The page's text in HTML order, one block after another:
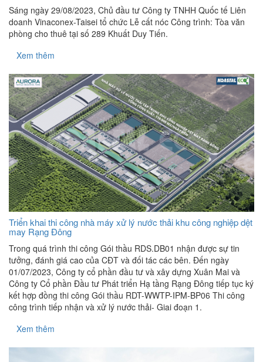
Sáng ngày 29/08/2023, Chủ đầu tư Công ty TNHH Quốc tế Liên
doanh Vinaconex-Taisei tổ chức Lễ cất nóc Công trình: Tòa văn
phòng cho thuê tại số 289 Khuất Duy Tiến.
Xem thêm
Triển khai thi công nhà máy xử lý nước thải khu công nghiệp dệt
may Rạng Đông
Trong quá trình thi công Gói thầu RDS.DB01 nhận được sự tin
tưởng, đánh giá cao của CĐT và đối tác các bên. Đến ngày
01/07/2023, Công ty cổ phần đầu tư và xây dựng Xuân Mai và
Công ty Cổ phần Đầu tư Phát triển Hạ tầng Rạng Đông tiếp tục ký
kết hợp đồng thi công Gói thầu RDT-WWTP-IPM-BP06 Thi công
công trình tiếp nhận và xử lý nước thải- Giai đoạn 1.
Xem thêm